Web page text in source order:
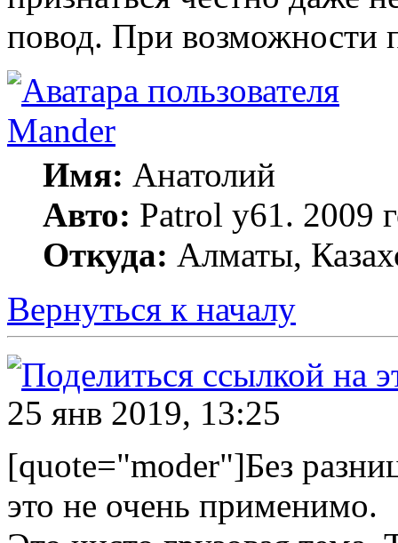
повод. При
Mander
Имя: Анатолий
Авто: Patrol y61.
Откуда: Алматы,
Вернуться к началу
25 янв 2019, 13:25
[quote="moder"]Без
это не очень применимо.